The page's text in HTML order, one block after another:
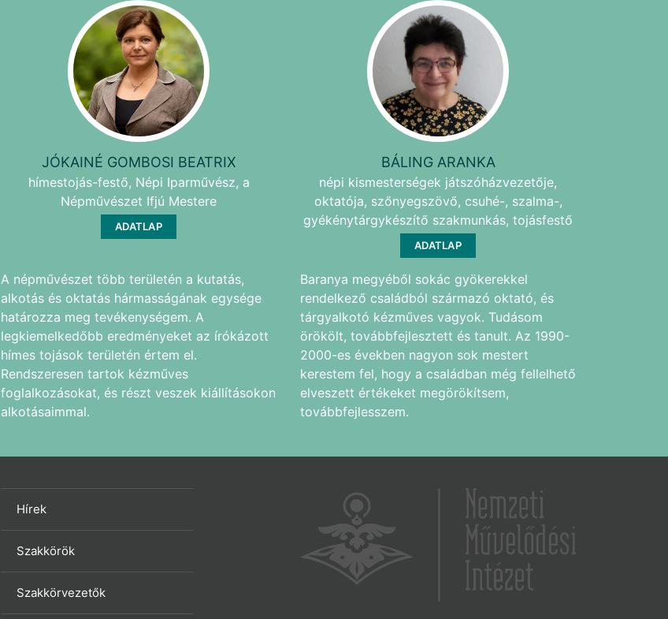
JÓKAINÉ GOMBOSI BEATRIX
hímestojás-festő, Népi Iparművész, a
Népművészet Ifjú Mestere
ADATLAP
A népművészet több területén a kutatás,
alkotás és oktatás hármasságának egysége
határozza meg tevékenységem. A
legkiemelkedőbb eredményeket az írókázott
hímes tojások területén értem el.
Rendszeresen tartok kézműves
foglalkozásokat, és részt veszek kiállításokon
alkotásaimmal.
BÁLING ARANKA
népi kismesterségek játszóházvezetője,
oktatója, szőnyegszövő, csuhé-, szalma-,
gyékénytárgykészítő szakmunkás, tojásfestő
ADATLAP
Baranya megyéből sokác gyökerekkel
rendelkező családból származó oktató, és
tárgyalkotó kézműves vagyok. Tudásom
örökölt, továbbfejlesztett és tanult. Az 1990-
2000-es években nagyon sok mestert
kerestem fel, hogy a családban még fellelhető
elveszett értékeket megörökítsem,
továbbfejlesszem.
Hírek
Szakkörök
Szakkörvezetők